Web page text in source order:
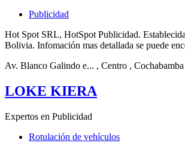
Publicidad
Hot Spot SRL, HotSpot Publicidad.
Bolivia. Infomación mas detallada se puede
Av. Blanco Galindo e... , Centro , Cochabamba
LOKE KIERA
Expertos en Publicidad
Rotulación de vehículos